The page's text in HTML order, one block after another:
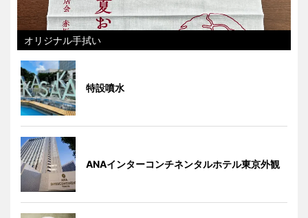
オリジナル手拭い
特設噴水
ANAインターコンチネンタルホテル東京外観